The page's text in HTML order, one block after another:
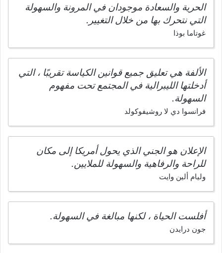
الحرية والسعادة موجودان في المرونة والسهولة
التي نتحرك بها من خلال التغيير.
غوتاما بوذا
الألفة هي تعليق جميع قوانين الكياسة تقريبًا ، التي
أدخلتها الليبرالية في المجتمع تحت مفهوم
السهولة.
فرانسوا دي لا روشيفوكولد
الإعلان هو الجني الذي يحول أمريكا إلى مكان
للراحة والرفاهية والسهولة للملايين.
وليام ألين وايت
أفلست الحياة ، لكنها مبالغة في السهولة.
جون درايدن